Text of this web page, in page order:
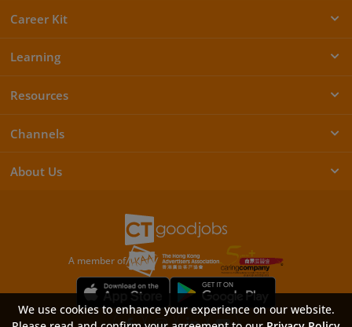
Career Kit
Learning
Resources
Channels
About Us
A member of
We use cookies to enhance your experience on our website.